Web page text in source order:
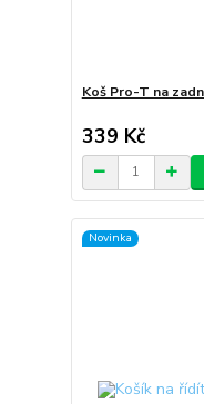
Koš Pro-T na
339 Kč
Novinka